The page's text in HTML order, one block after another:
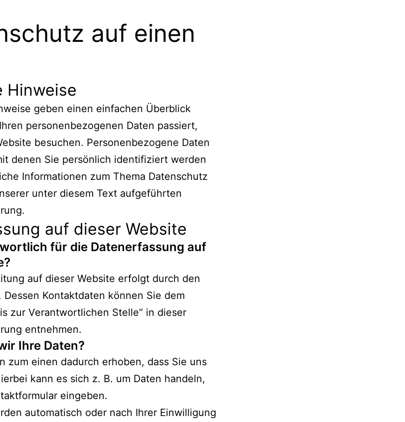
auf einen
Hinweise
geben einen einfachen Überblick
personenbezogenen Daten passiert,
besuchen. Personenbezogene Daten
denen Sie persönlich identifiziert werden
Informationen zum Thema Datenschutz
unter diesem Text aufgeführten
auf dieser Website
für die Datenerfassung auf
auf dieser Website erfolgt durch den
Kontaktdaten können Sie dem
zur Verantwortlichen Stelle“ in dieser
entnehmen.
Ihre Daten?
zum einen dadurch erhoben, dass Sie uns
kann es sich z. B. um Daten handeln,
eingeben.
automatisch oder nach Ihrer Einwilligung